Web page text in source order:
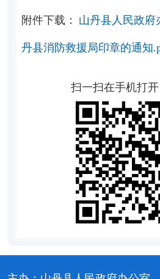
附件下载： 山丹县人民政府
丹县消防救援局印章的通知
扫一扫在手机打